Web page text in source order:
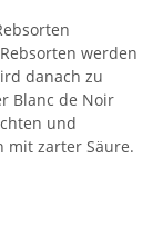
werden
danach zu
Blanc de Noir
und
mit zarter Säure.